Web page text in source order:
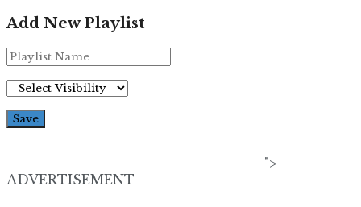
Add New Playlist
">
ADVERTISEMENT